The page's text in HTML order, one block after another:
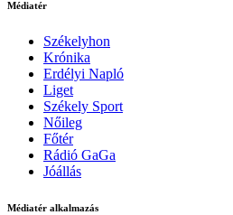
Médiatér
Székelyhon
Krónika
Erdélyi Napló
Liget
Székely Sport
Nőileg
Főtér
Rádió GaGa
Jóállás
Médiatér alkalmazás